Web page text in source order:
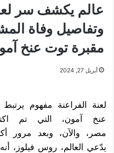
عالم يكشف سر
وتفاصيل وفاة
مقبرة توت عنخ
أبريل 27, 2024
لعنة الفراعنة مفهوم يرتبط
مصر، والآن، وبعد مرور
يدّعي العالم، روس فيلوز،